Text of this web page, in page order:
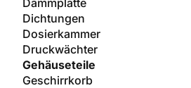
Dämmplatte
Dichtungen
Dosierkammer
Druckwächter
Gehäuseteile
Geschirrkorb